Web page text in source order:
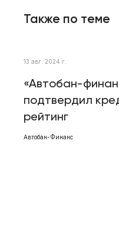
Также по теме
13 авг. 2024 г.
«Автобан-
подтвердил
рейтинг
Автобан-Финанс